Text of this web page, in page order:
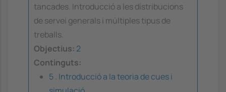
tancades. Introducció a les distribucions
de servei generals i múltiples tipus de
treballs.
Objectius: 2
Continguts:
5 . Introducció a la teoria de cues i